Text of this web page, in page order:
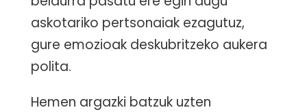
askotariko pertsonaiak ezagutuz,
gure emozioak deskubritzeko aukera
polita.
Hemen argazki batzuk uzten